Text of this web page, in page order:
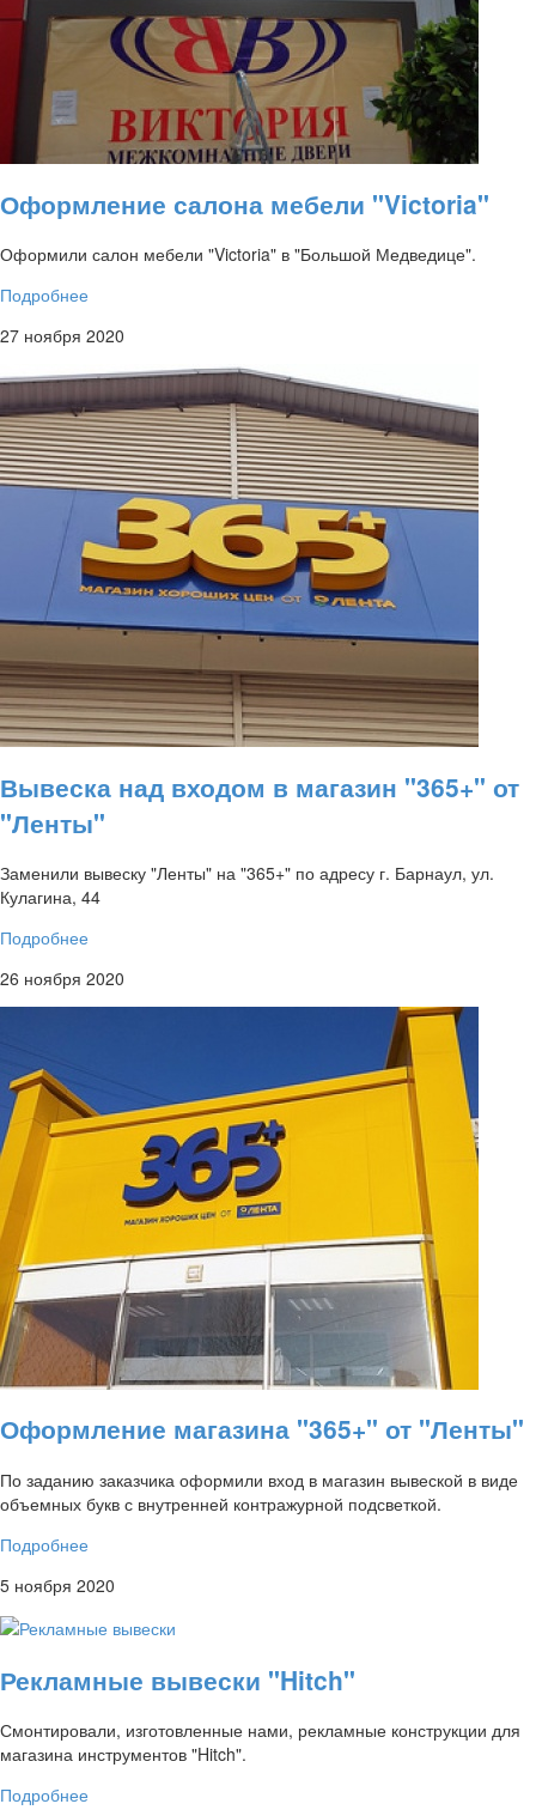
Оформление салона мебели "Victoria"
Оформили салон мебели "Victoria" в "Большой Медведице".
Подробнее
27 ноября 2020
Вывеска над входом в магазин "365+" от
"Ленты"
Заменили вывеску "Ленты" на "365+" по адресу г. Барнаул, ул.
Кулагина, 44
Подробнее
26 ноября 2020
Оформление магазина "365+" от "Ленты"
По заданию заказчика оформили вход в магазин вывеской в виде
объемных букв с внутренней контражурной подсветкой.
Подробнее
5 ноября 2020
Рекламные вывески "Hitch"
Смонтировали, изготовленные нами, рекламные конструкции для
магазина инструментов "Hitch".
Подробнее